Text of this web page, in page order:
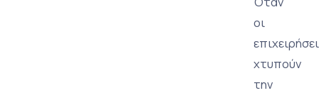
οι
χτυπούν
την